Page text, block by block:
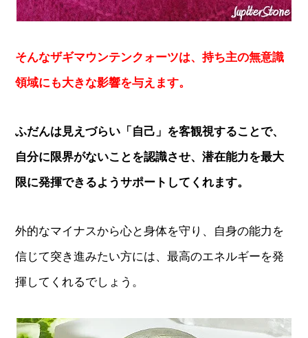
そんなザギマウンテンクォーツは、持ち主の無意識
領域にも大きな影響を与えます。
ふだんは見えづらい「自己」を客観視することで、
自分に限界がないことを認識させ、潜在能力を最大
限に発揮できるようサポートしてくれます。
外的なマイナスから心と身体を守り、自身の能力を
信じて突き進みたい方には、最高のエネルギーを発
揮してくれるでしょう。